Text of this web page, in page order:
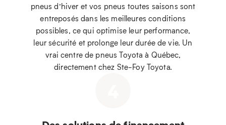
pneus d’hiver et vos pneus toutes saisons sont
entreposés dans les meilleures conditions
possibles, ce qui optimise leur performance,
leur sécurité et prolonge leur durée de vie. Un
vrai centre de pneus Toyota à Québec,
directement chez Ste-Foy Toyota.